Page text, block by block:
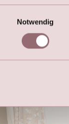
Notwendig